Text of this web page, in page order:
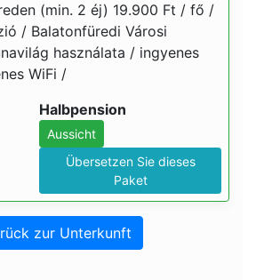
(min. 2 éj) 19.900 Ft / fő /
/ Balatonfüredi Városi
használata / ingyenes
WiFi /
Halbpension
Aussicht
Übersetzen Sie dieses
Paket
zur Unterkunft